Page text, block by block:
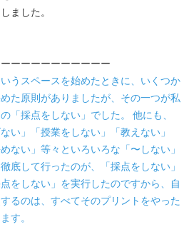
ました。
ーーーーーーーーーー
うスペースを始めたときに、いくつか
た原則がありましたが、その一つが私
「採点をしない」でした。 他にも、
い」「授業をしない」「教えない」
ない」等々といろいろな「〜しない」
底して行ったのが、「採点をしない」
をしない」を実行したのですから、自
るのは、すべてそのプリントをやった
す。